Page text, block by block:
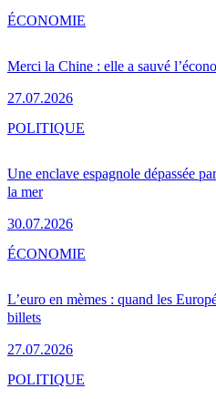
Merci la Chine : elle a sauvé
27.07.2026
ÉCONOMIE
Une enclave espagnole dépassée
la mer
30.07.2026
POLITIQUE
L’euro en mèmes : quand les
billets
27.07.2026
ÉCONOMIE
POLITIQUE